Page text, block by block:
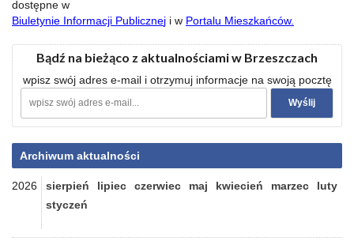
dostępne w
Biuletynie Informacji Publicznej i w Portalu Mieszkańców.
Bądź na bieżąco z aktualnościami w Brzeszczach
wpisz swój adres e-mail i otrzymuj informacje na swoją pocztę
Archiwum aktualności
2026 sierpień lipiec czerwiec maj kwiecień marzec
luty
styczeń